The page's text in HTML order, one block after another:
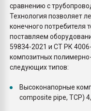
сравнению с
Технология позволяет
конечного потребителя
поставляем
59834-2021 и СТ РК
композитных
следующих типов:
Высоконапорные
composite pipe, TCP)